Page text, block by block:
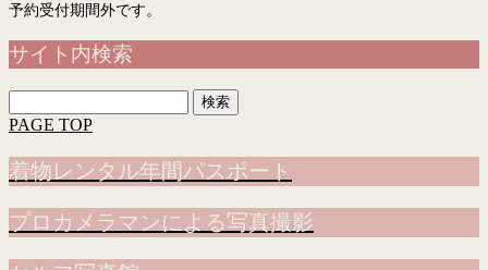
予約受付期間外です。
サイト内検索
索:
PAGE TOP
着物レンタル年間パスポート
プロカメラマンによる写真撮影